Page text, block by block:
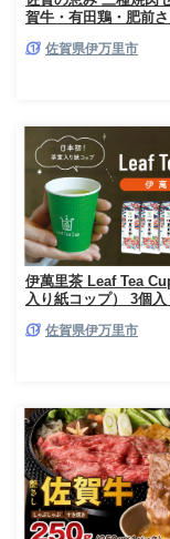
賀牛・有田鶏・肥前
佐賀県伊万里市
伊萬里茶 Leaf Tea
入り紙コップ） 3個
佐賀県伊万里市